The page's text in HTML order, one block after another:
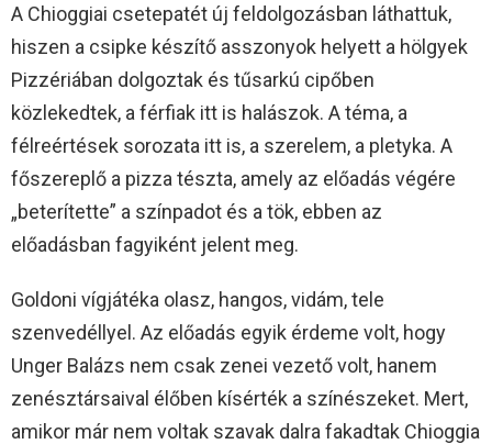
A Chioggiai csetepatét új feldolgozásban láthattuk,
hiszen a csipke készítő asszonyok helyett a hölgyek
Pizzériában dolgoztak és tűsarkú cipőben
közlekedtek, a férfiak itt is halászok. A téma, a
félreértések sorozata itt is, a szerelem, a pletyka. A
főszereplő a pizza tészta, amely az előadás végére
„beterítette” a színpadot és a tök, ebben az
előadásban fagyiként jelent meg.
Goldoni vígjátéka olasz, hangos, vidám, tele
szenvedéllyel. Az előadás egyik érdeme volt, hogy
Unger Balázs nem csak zenei vezető volt, hanem
zenésztársaival élőben kísérték a színészeket. Mert,
amikor már nem voltak szavak dalra fakadtak Chioggia